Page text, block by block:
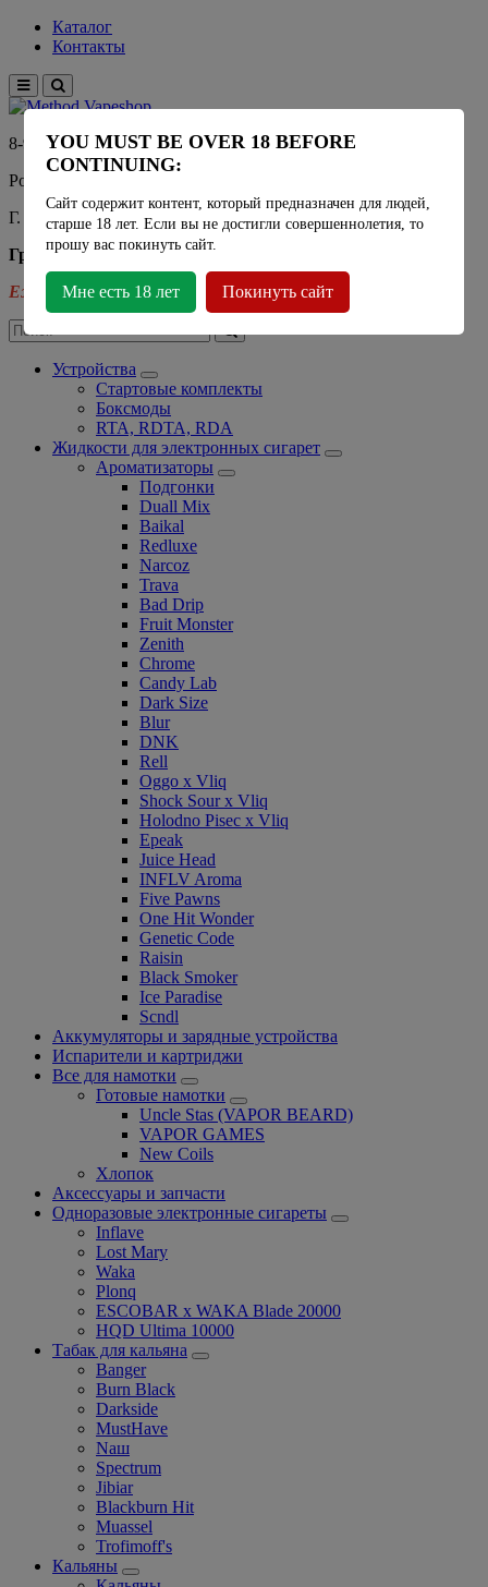
Каталог
Контакты
8-915-450-21-92
Розничный магазин Method Vapeshop
Г. Москва, улица Южнобутовская 36
График работы
Ежедневно - 11:00 - 21:00
Устройства
Стартовые комплекты
Боксмоды
RTA, RDTA, RDA
Жидкости для электронных сигарет
Ароматизаторы
Подгонки
Duall Mix
Baikal
Redluxe
Narcoz
Trava
Bad Drip
Fruit Monster
Zenith
Chrome
Candy Lab
Dark Size
Blur
DNK
Rell
Oggo x Vliq
Shock Sour x Vliq
Holodno Pisec x Vliq
Epeak
Juice Head
INFLV Aroma
Five Pawns
One Hit Wonder
Genetic Code
Raisin
Black Smoker
Ice Paradise
Scndl
Аккумуляторы и зарядные устройства
Испарители и картриджи
Все для намотки
Готовые намотки
Uncle Stas (VAPOR BEARD)
VAPOR GAMES
New Coils
Хлопок
Аксессуары и запчасти
Одноразовые электронные сигареты
Inflave
Lost Mary
Waka
Plonq
ESCOBAR x WAKA Blade 20000
HQD Ultima 10000
Табак для кальяна
Banger
Burn Black
Darkside
MustHave
Nаш
Spectrum
Jibiar
Blackburn Hit
Muassel
Trofimoff's
Кальяны
YOU MUST BE OVER 18 BEFORE
CONTINUING:
Сайт содержит контент, который предназначен для людей,
старше 18 лет. Если вы не достигли совершеннолетия, то
прошу вас покинуть сайт.
Мне есть 18 лет Покинуть сайт